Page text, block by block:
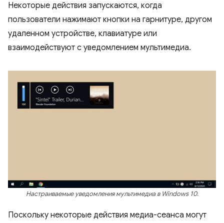
Некоторые действия запускаются, когда
пользователи нажимают кнопки на гарнитуре, другом
удаленном устройстве, клавиатуре или
взаимодействуют с уведомлением мультимедиа.
Настраиваемые уведомления мультимедиа в Windows 10.
Поскольку некоторые действия медиа-сеанса могут